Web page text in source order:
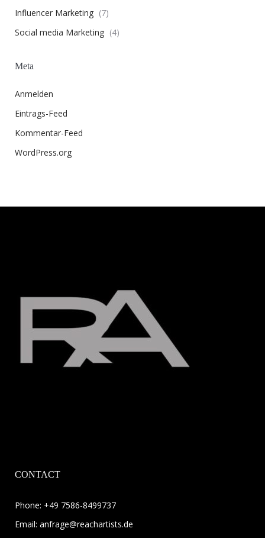
Influencer Marketing (7)
Social media Marketing (4)
Meta
Anmelden
Eintrags-Feed
Kommentar-Feed
WordPress.org
CONTACT
Phone: +49 7586-8499737
Email: anfrage@reachartists.de